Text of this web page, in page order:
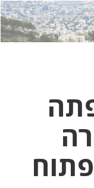
לחץ
כאן
לחץ
כדי